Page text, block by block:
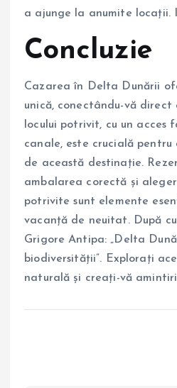
a ajunge la anumite locații.
Concluzie
Cazarea în Delta Dunării
unică, conectându-vă direct
locului potrivit, cu un acces
canale, este crucială
de această destinație.
ambalarea corectă și
potrivite sunt elemente
vacanță de neuitat. După
Grigore Antipa: „Delta
biodiversității”. Explorați
naturală și creați-vă